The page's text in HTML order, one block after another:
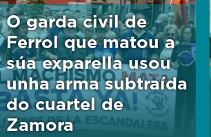
O garda civil de
Ferrol que matou a
súa exparella usou
unha arma subtraída
do cuartel de
Zamora